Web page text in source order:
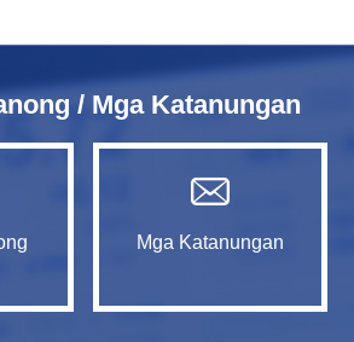
/ Mga Katanungan
Mga Katanungan